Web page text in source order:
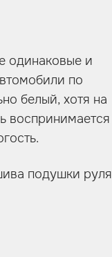
одинаковые и
по
белый, хотя на
воспринимается
подушки руля